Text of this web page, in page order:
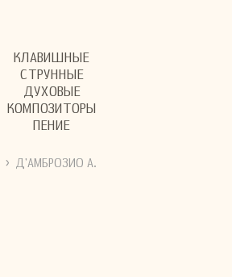
КЛАВИШНЫЕ
СТРУННЫЕ
ДУХОВЫЕ
КОМПОЗИТОРЫ
ПЕНИЕ
› Д’АМБРОЗИО А.